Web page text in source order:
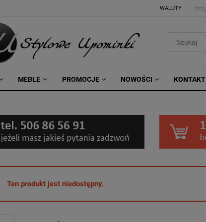
WALUTY
MEBLE PROMOCJE NOWOŚCI KONTAKT
Ten produkt jest niedostępny.